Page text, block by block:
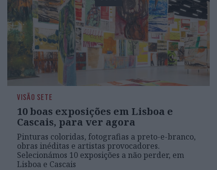
VISÃO SETE
10 boas exposições em Lisboa e
Cascais, para ver agora
Pinturas coloridas, fotografias a preto-e-branco,
obras inéditas e artistas provocadores.
Selecionámos 10 exposições a não perder, em
Lisboa e Cascais